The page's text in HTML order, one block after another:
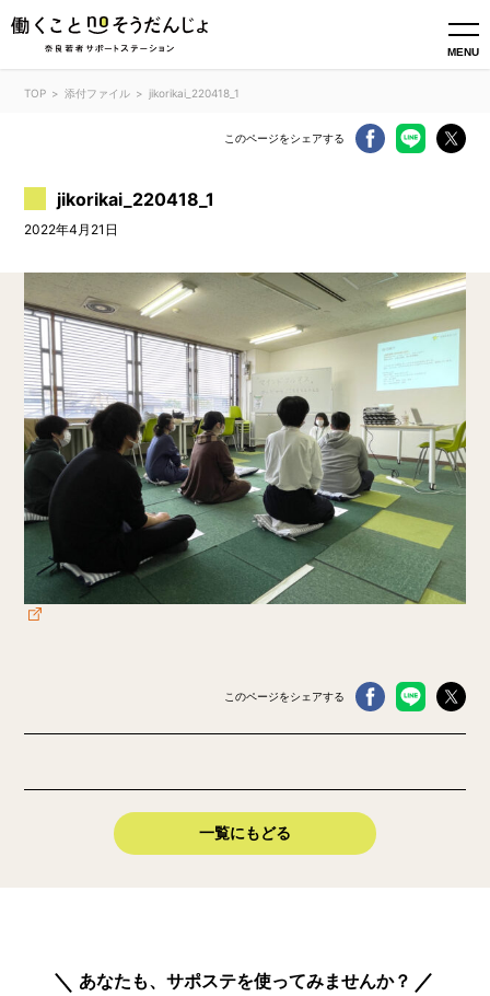
MENU
TOP 添付ファイル jikorikai_220418_1
このページをシェアする
jikorikai_220418_1
2022年4月21日
このページをシェアする
一覧にもどる
あなたも、サポステを使ってみませんか？